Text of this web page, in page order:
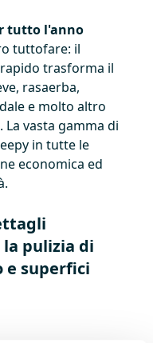
tutto l'anno
tuttofare: il
trasforma il
rasaerba,
e molto altro
vasta gamma di
in tutte le
economica ed
la pulizia di
e superfici